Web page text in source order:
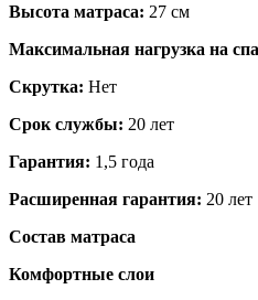
Высота матраса: 27 см
Максимальная нагрузка на
Скрутка: Нет
Срок службы: 20 лет
Гарантия: 1,5 года
Расширенная гарантия: 20 лет
Состав матраса
Комфортные слои